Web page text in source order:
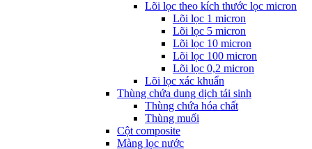
Lõi lọc theo kích thước lọc micron
Lõi lọc 1 micron
Lõi lọc 5 micron
Lõi lọc 10 micron
Lõi lọc 100 micron
Lõi lọc 0,2 micron
Lõi lọc xác khuẩn
Thùng chứa dung dịch tái sinh
Thùng chứa hóa chất
Thùng muối
Cột composite
Màng lọc nước